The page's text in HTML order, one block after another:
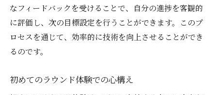
なフィードバックを受けることで、自分の進捗を客観的
に評価し、次の目標設定を行うことができます。このプ
ロセスを通じて、効率的に技術を向上させることができ
るのです。
初めてのラウンド体験での心構え